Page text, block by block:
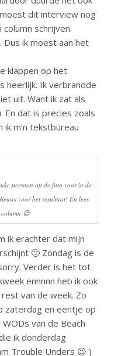
dit interview nog
schrijven.
Dus ik moest aan het
klappen op het
heerlijk. Ik verbrandde
uit. Want ik zat als
En dat is precies zoals
m’n tekstbureau
persoon op de foto voor in de
voor het resultaat! En lees
column 😉
ik erachter dat mijn
🙂 Zondag is de
Verder is het tot
ennnnn heb ik ook
van de week. Zo
zaterdag en eentje op
van de Beach
ik donderdag
Trouble Unders 😉 )